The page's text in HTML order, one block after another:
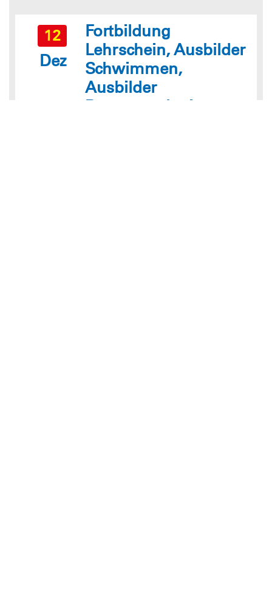
12
Dez
Fortbildung
Lehrschein, Ausbilder
Schwimmen,
Ausbilder
Rettungsschwimmen